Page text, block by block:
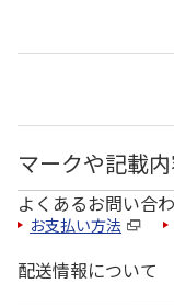
マークや記載
よくあるお問い合
お支払い方法
配送情報について